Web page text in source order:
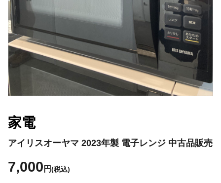
家電
アイリスオーヤマ 2023年製 電子レンジ 中古品販売
7,000 円(税込)